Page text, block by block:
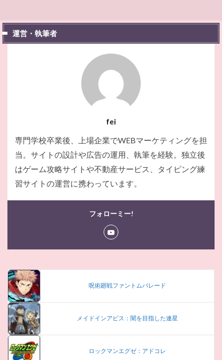
運営・執筆者
fei
専門学校卒業後、上場企業でWEBマーケティングを担
当。サイトの設計や広告の運用、執筆を経験。独立後
はゲーム攻略サイトや不動産サービス、タイピング練
習サイトの運営に携わっています。
フォローミー!
呪術廻戦ファントムパレード
メイドインアビス：闇を目指した連星
ロックマンエグゼ：アドコレ